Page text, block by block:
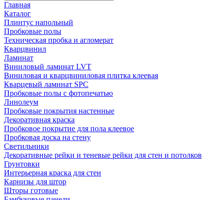
Главная
Каталог
Плинтус напольный
Пробковые полы
Техническая пробка и агломерат
Кварцвинил
Ламинат
Виниловый ламинат LVT
Виниловая и кварцвиниловая плитка клеевая
Кварцевый ламинат SPC
Пробковые полы с фотопечатью
Линолеум
Пробковые покрытия настенные
Декоративная краска
Пробковое покрытие для пола клеевое
Пробковая доска на стену
Светильники
Декоративные рейки и теневые рейки для стен и потолков
Грунтовки
Интерьерная краска для стен
Карнизы для штор
Шторы готовые